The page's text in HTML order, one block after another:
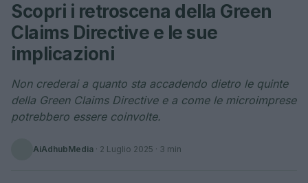
Scopri i retroscena della Green
Claims Directive e le sue
implicazioni
Non crederai a quanto sta accadendo dietro le quinte
della Green Claims Directive e a come le microimprese
potrebbero essere coinvolte.
AiAdhubMedia · 2 Luglio 2025 · 3 min